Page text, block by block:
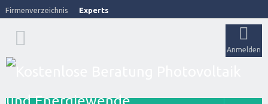
Firmenverzeichnis Experts
Anmelden